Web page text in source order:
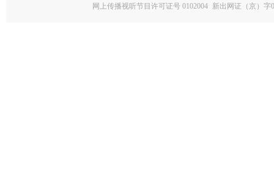
网上传播视听节目许可证号 0102004 新出网证（京）